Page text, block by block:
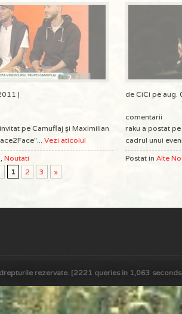
|
pe Camuflaj şi Maximilian
Vezi aticolul
, Noutati
de CiCi pe aug.
comentarii
raku a postat
cadrul unui
Postat in Alte
1 2 3 »
rezervate. [2221 queries in 1,063